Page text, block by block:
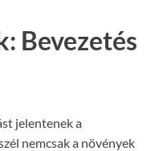
Bevezetés
jelentenek a
nemcsak a növények